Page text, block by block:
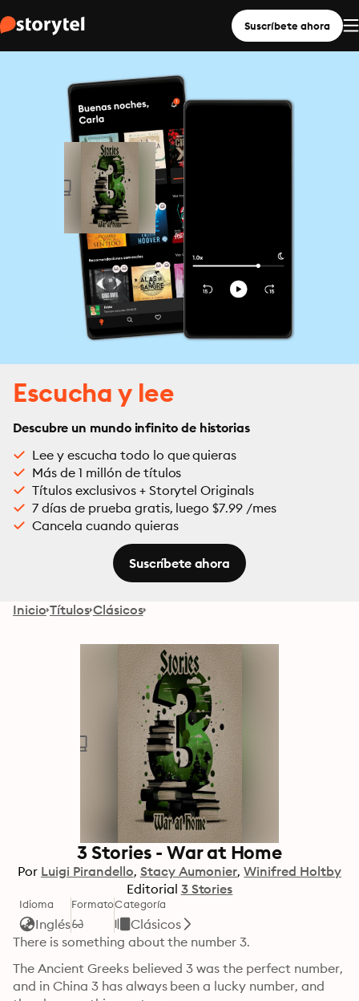
Suscríbete ahora
Escucha y lee
Descubre un mundo infinito de historias
Lee y escucha todo lo que quieras
Más de 1 millón de títulos
Títulos exclusivos + Storytel Originals
7 días de prueba gratis, luego $7.99 /mes
Cancela cuando quieras
Suscríbete ahora
Inicio Títulos Clásicos
3 Stories - War at Home
Por Luigi Pirandello Stacy Aumonier Winifred Holtby
Editorial 3 Stories
Idioma
Inglés
FormatoCategoría
Clásicos
The Ancient Greeks believed 3 was the perfect number,
and in China 3 has always been a lucky number, and